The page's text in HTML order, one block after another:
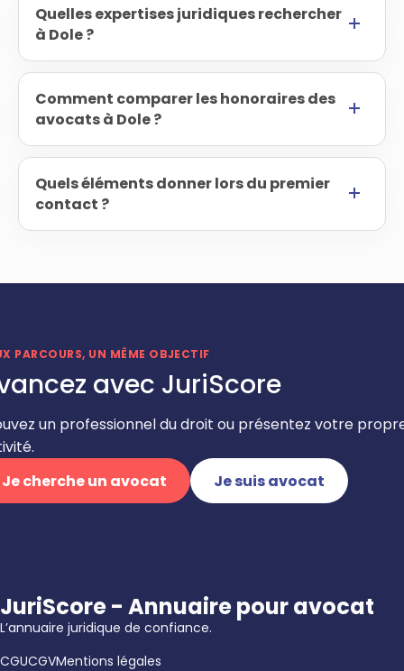
Quelles expertises juridiques rechercher
à Dole ?
Comment comparer les honoraires des
avocats à Dole ?
Quels éléments donner lors du premier
contact ?
PARCOURS, UN MÊME OBJECTIF
avec JuriScore
un professionnel du droit ou présentez votre
Je cherche un avocat
Je suis avocat
JuriScore - Annuaire pour avocat
L’annuaire juridique de confiance.
CGUCGVMentions légales